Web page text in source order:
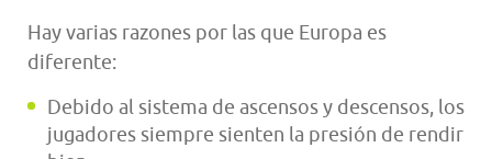
Hay varias razones por las que Europa es
diferente:
Debido al sistema de ascensos y descensos, los
jugadores siempre sienten la presión de rendir